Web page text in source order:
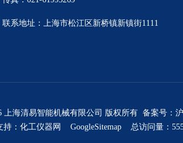
联系地址：上海市松江区新桥镇新镇街1111
上海清易智能机械有限公司 版权所有 备案号：
： 化工仪器网 GoogleSitemap 总访问量：